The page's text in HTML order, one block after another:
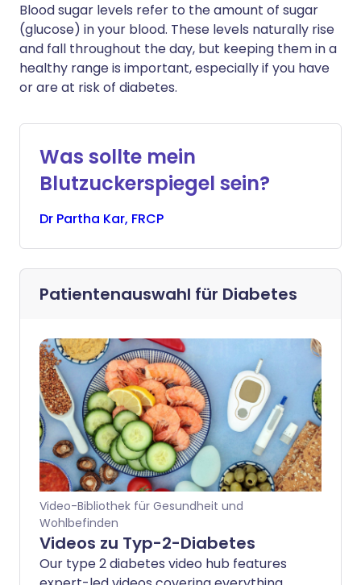
Blood sugar levels refer to the amount of sugar
(glucose) in your blood. These levels naturally rise
and fall throughout the day, but keeping them in a
healthy range is important, especially if you have
or are at risk of diabetes.
Was sollte mein
Blutzuckerspiegel sein?
Dr Partha Kar, FRCP
Patientenauswahl für Diabetes
Video-Bibliothek für Gesundheit und
Wohlbefinden
Videos zu Typ-2-Diabetes
Our type 2 diabetes video hub features